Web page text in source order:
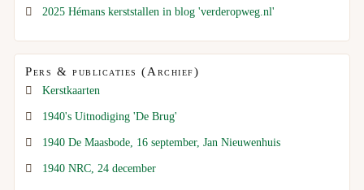
2025 Hémans kerststallen in blog 'verderopweg.nl'
Pers & publicaties (Archief)
Kerstkaarten
1940's Uitnodiging 'De Brug'
1940 De Maasbode, 16 september, Jan Nieuwenhuis
1940 NRC, 24 december